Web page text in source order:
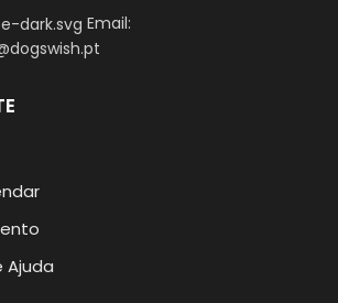
Email:
Ajuda